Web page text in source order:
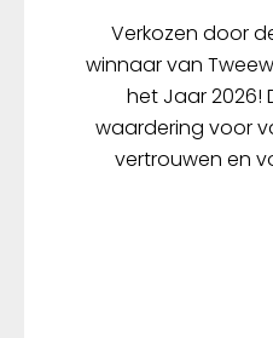
Verkozen door
winnaar van
het Jaar 2026!
waardering voor
vertrouwen en